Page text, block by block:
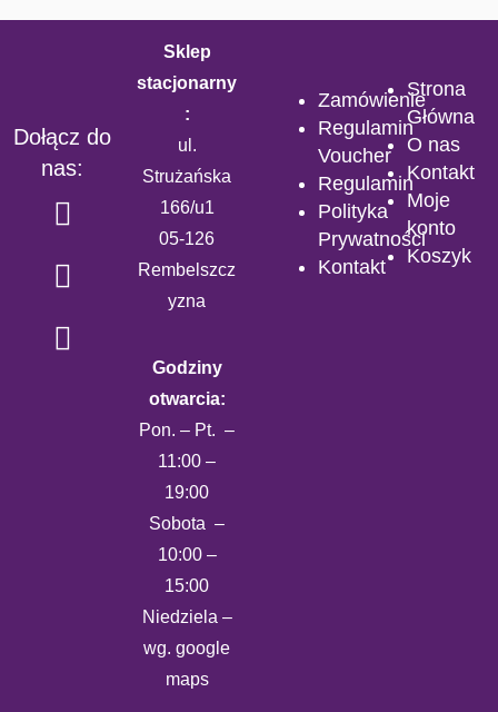
Dołącz do
nas:
Sklep
stacjonarny
:
ul.
Strużańska
166/u1
05-126
Rembelszcz
yzna
Godziny
otwarcia:
Pon. – Pt. –
11:00 –
19:00
Sobota –
10:00 –
15:00
Niedziela –
wg. google
maps
Zamówienie
Regulamin
Voucher
Regulamin
Polityka
Prywatności
Kontakt
Strona
Główna
O nas
Kontakt
Moje
konto
Koszyk